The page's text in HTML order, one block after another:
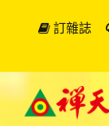
訂雜誌